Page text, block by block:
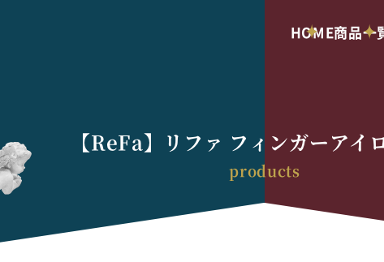
HOME商品一
【ReFa】リファ フィンガーアイ